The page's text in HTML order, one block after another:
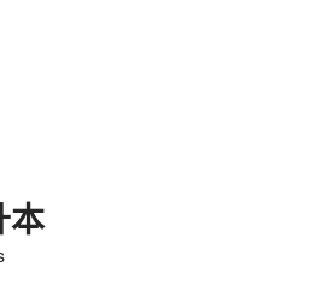
本